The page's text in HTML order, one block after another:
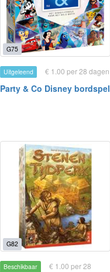
G75
Uitgeleend € 1.00 per 28 dagen
Party & Co Disney bordspel
G82
Beschikbaar
€ 1.00 per 28